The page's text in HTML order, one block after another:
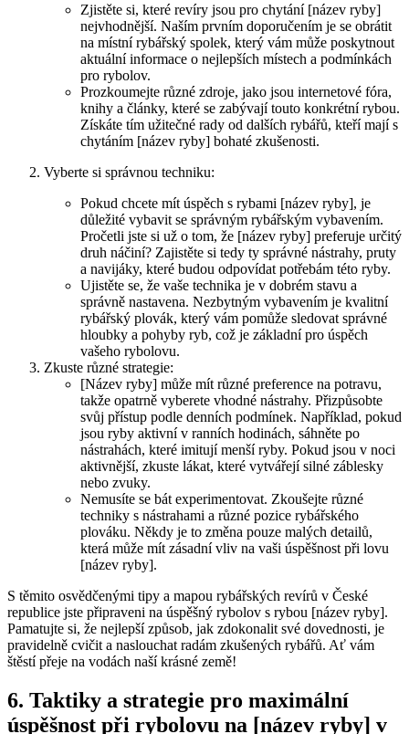
Zjistěte si, které revíry jsou pro chytání [název ryby]
nejvhodnější. Naším prvním doporučením je se obrátit
na místní rybářský ⁢spolek, který vám může poskytnout
aktuální⁣ informace o⁢ nejlepších místech ‌a podmínkách
pro rybolov.
Prozkoumejte různé zdroje, jako jsou‍ internetové fóra,
knihy a⁣ články, které se zabývají touto konkrétní rybou.
Získáte‍ tím užitečné rady od dalších rybářů, kteří mají s
chytáním [název ryby] bohaté zkušenosti.
Vyberte si správnou techniku:
Pokud chcete mít úspěch s rybami [název ryby], je
důležité ⁤vybavit se správným ⁣rybářským vybavením.
Pročetli jste si ⁣už o tom, že [název ryby] preferuje ‍určitý⁤
druh náčiní? Zajistěte si tedy ty správné nástrahy, pruty
a navijáky, které budou odpovídat potřebám této‌ ryby.
Ujistěte se,‍ že vaše technika je v dobrém stavu a
správně nastavena. Nezbytným vybavením je kvalitní
rybářský⁣ plovák, který vám pomůže ‌sledovat správné
hloubky a pohyby ryb, což je základní pro úspěch
vašeho rybolovu.
Zkuste různé‌ strategie:
[Název ryby] může mít různé preference ​na ‍potravu,
takže opatrně vyberete vhodné nástrahy. Přizpůsobte
svůj přístup podle denních podmínek. Například, pokud⁢
jsou ryby aktivní v ​ranních hodinách, sáhněte po
nástrahách, které imitují menší ryby. Pokud jsou v noci
aktivnější, zkuste lákat, které vytvářejí silné záblesky
nebo zvuky.
Nemusíte se bát experimentovat. ‌Zkoušejte⁤ různé
techniky s nástrahami a různé pozice rybářského
plováku. Někdy je to změna pouze malých detailů,
která může⁢ mít zásadní vliv na vaši úspěšnost při lovu
[název ryby].
S těmito osvědčenými tipy a mapou rybářských revírů v České
republice jste připraveni ‌na úspěšný rybolov s rybou [název ryby].
Pamatujte si, že nejlepší způsob, jak zdokonalit své dovednosti, je
pravidelně cvičit a naslouchat radám​ zkušených ‌rybářů. Ať vám
štěstí přeje na vodách naší krásné země!
6. Taktiky a strategie pro maximální
úspěšnost ‍při rybolovu na [název ryby] v